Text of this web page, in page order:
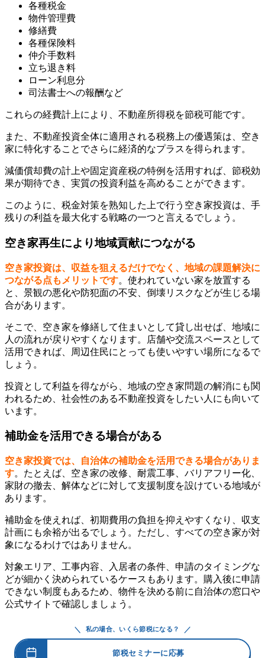
各種税金
物件管理費
修繕費
各種保険料
仲介手数料
立ち退き料
ローン利息分
司法書士への報酬など
これらの経費計上により、不動産所得税を節税可能です。
また、 不動産投資全体に適用される税務上の優遇策は、空き
家に特化することでさらに経済的なプラスを得られます。
減価償却費の計上や固定資産税の特例を活用すれば、節税効
果が期待でき、実質の投資利益を高めることができます。
このように、税金対策を熟知した上で行う空き家投資は、手
残りの利益を最大化する戦略の一つと言えるでしょう。
空き家再生により地域貢献につながる
空き家投資は、収益を狙えるだけでなく、地域の課題解決に
つながる点もメリットです。使われていない家を放置する
と、景観の悪化や防犯面の不安、倒壊リスクなどが生じる場
合があります。
そこで、空き家を修繕して住まいとして貸し出せば、地域に
人の流れが戻りやすくなります。店舗や交流スペースとして
活用できれば、周辺住民にとっても使いやすい場所になるで
しょう。
投資として利益を得ながら、地域の空き家問題の解消にも関
われるため、社会性のある不動産投資をしたい人にも向いて
います。
補助金を活用できる場合がある
空き家投資では、自治体の補助金を活用できる場合がありま
す。たとえば、空き家の改修、耐震工事、バリアフリー化、
家財の撤去、解体などに対して支援制度を設けている地域が
あります。
補助金を使えれば、初期費用の負担を抑えやすくなり、収支
計画にも余裕が出るでしょう。ただし、すべての空き家が対
象になるわけではありません。
対象エリア、工事内容、入居者の条件、申請のタイミングな
どが細かく決められているケースもあります。購入後に申請
できない制度もあるため、物件を決める前に自治体の窓口や
公式サイトで確認しましょう。
＼ 私の場合、いくら節税になる？ ／
節税セミナーに応募